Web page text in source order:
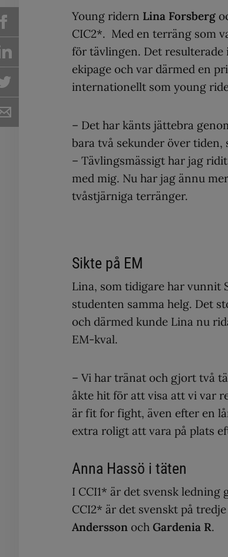
Young ridern Lina Forsberg
CIC2*. Med en terräng som
för tävlingen. Det
ekipage och var därmed en
internationellt som young
– Det har känts jättebra
bara två sekunder över tiden,
– Tävlingsmässigt har jag
med mig. Nu har jag ännu
tvåstjärniga terränger.
Sikte på EM
Lina, som tidigare har vunnit
studenten samma helg. Det
och därmed kunde Lina nu
EM-kval.
– Vi har tränat och gjort två
åkte hit för att visa att vi var
är fit for fight, även efter en
extra roligt att vara på plats
Anna Hassö i täten
I CCI1* är det svensk ledning
CCI2* är det svenskt på
Andersson och Gardenia R.